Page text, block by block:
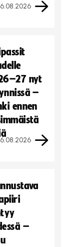
nyt
–
ennen
–